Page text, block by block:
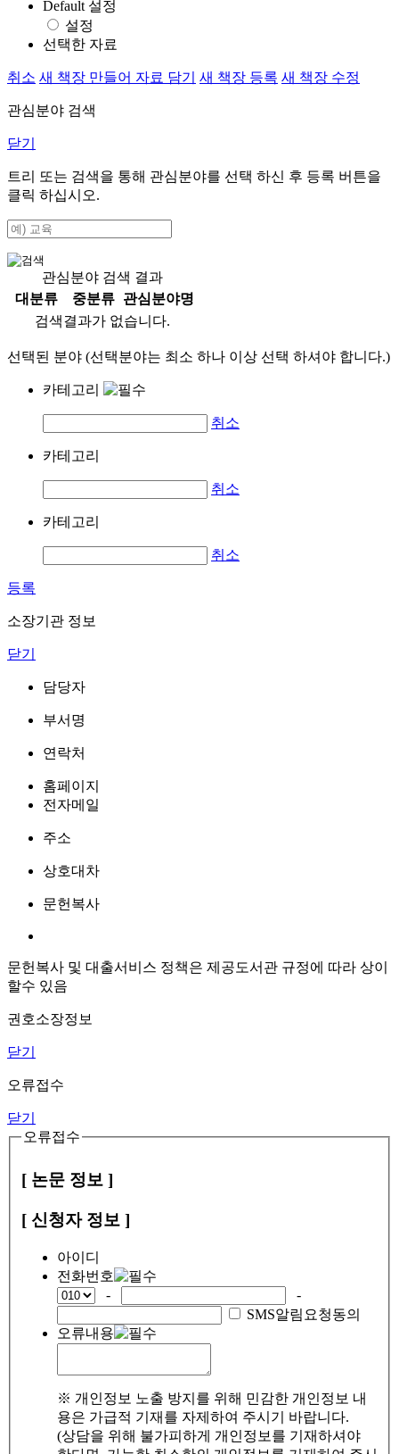
Default 설정
설정
선택한 자료
취소 새 책장 만들어 자료 담기 새 책장 등록 새 책장 수정
관심분야 검색
닫기
트리 또는 검색을 통해 관심분야를 선택 하신 후 등록 버튼을
클릭 하십시오.
관심분야 검색 결과
대분류
중분류
관심분야명
검색결과가 없습니다.
선택된 분야 (선택분야는 최소 하나 이상 선택 하셔야 합니다.)
카테고리
취소
카테고리
취소
카테고리
취소
등록
소장기관 정보
닫기
담당자
부서명
연락처
홈페이지
전자메일
주소
상호대차
문헌복사
문헌복사 및 대출서비스 정책은 제공도서관 규정에 따라 상이
할수 있음
권호소장정보
닫기
오류접수
닫기
오류접수
[ 논문 정보 ]
[ 신청자 정보 ]
아이디
전화번호
-
-
SMS알림요청동의
오류내용
※ 개인정보 노출 방지를 위해 민감한 개인정보 내
용은 가급적 기재를 자제하여 주시기 바랍니다.
(상담을 위해 불가피하게 개인정보를 기재하셔야